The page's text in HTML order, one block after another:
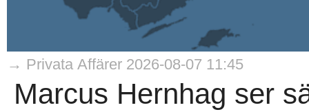
→ Privata Affärer 2026-08-07 11:45
Marcus Hernhag ser